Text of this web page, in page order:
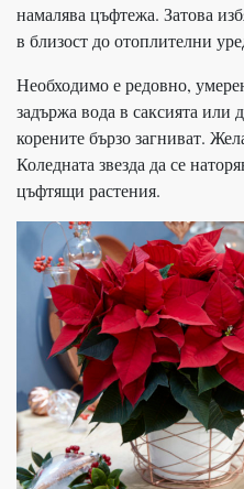
намалява цъфтежа. Затова
в близост до отоплителни
Необходимо е редовно,
задържа вода в саксията или
корените бързо загниват.
Коледната звезда да се
цъфтящи растения.